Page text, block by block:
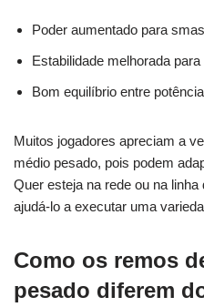
Poder aumentado para
Estabilidade melhorada
Bom equilíbrio entre
Muitos jogadores apreciam a
médio pesado, pois podem
Quer esteja na rede ou na
ajudá-lo a executar uma
Como os remos
pesado diferem